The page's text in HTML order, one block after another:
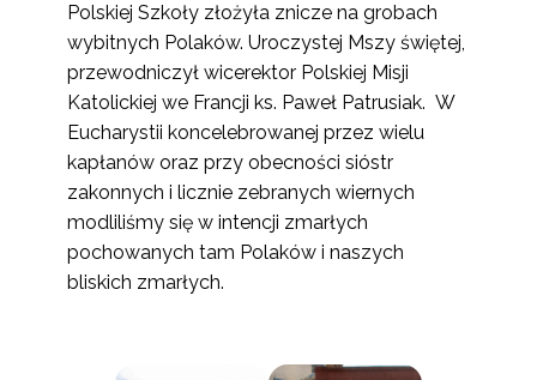
Polskiej Szkoły złożyła znicze na grobach
wybitnych Polaków. Uroczystej Mszy świętej,
przewodniczył wicerektor Polskiej Misji
Katolickiej we Francji ks. Paweł Patrusiak. W
Eucharystii koncelebrowanej przez wielu
kapłanów oraz przy obecności sióstr
zakonnych i licznie zebranych wiernych
modliliśmy się w intencji zmarłych
pochowanych tam Polaków i naszych
bliskich zmarłych.